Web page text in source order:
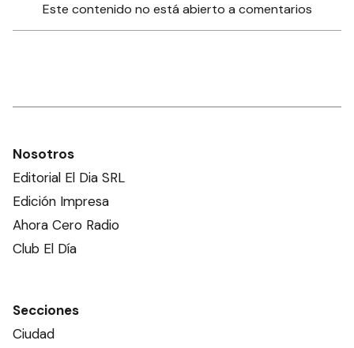
Este contenido no está abierto a comentarios
Nosotros
Editorial El Dia SRL
Edición Impresa
Ahora Cero Radio
Club El Día
Secciones
Ciudad